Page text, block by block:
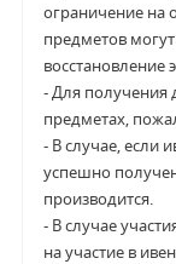
ограничение на
предметов
- Для
предметах,
- В случае, если
успешно
производится.
- В случае
на участие в